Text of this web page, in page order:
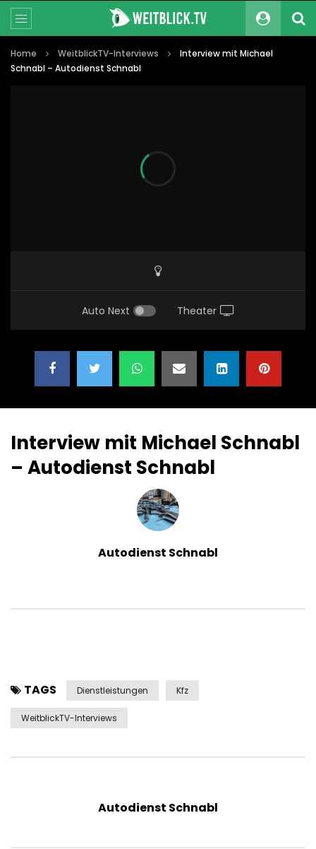
Home WeitblickTV-Interviews
Interview mit Michael
Schnabl – Autodienst Schnabl
Auto Next Theater
Interview mit Michael Schnabl
– Autodienst Schnabl
Autodienst Schnabl
TAGS Dienstleistungen Kfz
WeitblickTV-Interviews
Autodienst Schnabl